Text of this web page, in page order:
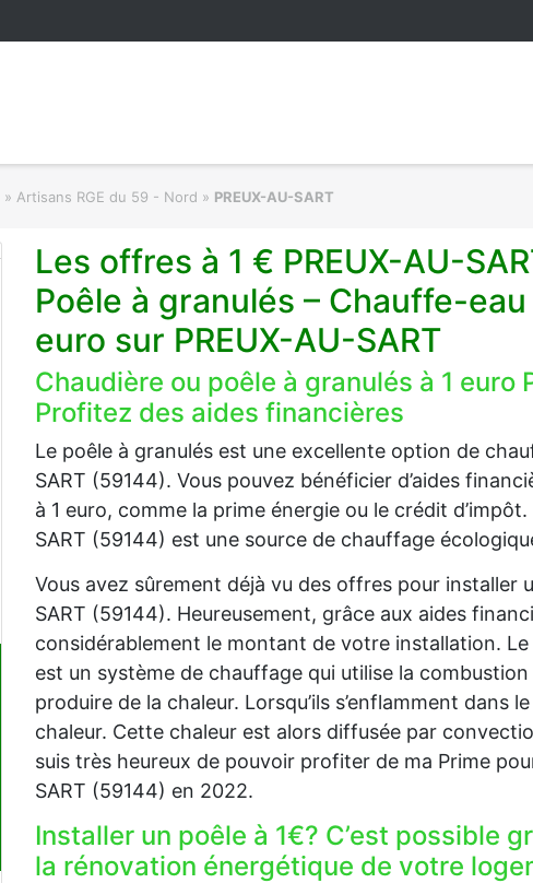
» Artisans RGE du 59 - Nord » PREUX-AU-SART
Les offres à 1 € PREUX-AU-
Poêle à granulés – Chauffe-
euro sur PREUX-AU-SART
Chaudière ou poêle à granulés à 1 euro
Profitez des aides financières
Le poêle à granulés est une excellente option de
SART (59144). Vous pouvez bénéficier d’aides
à 1 euro, comme la prime énergie ou le crédit
SART (59144) est une source de chauffage
Vous avez sûrement déjà vu des offres pour installer
SART (59144). Heureusement, grâce aux aides
considérablement le montant de votre installation. Le
est un système de chauffage qui utilise la
produire de la chaleur. Lorsqu’ils s’enflamment dans
chaleur. Cette chaleur est alors diffusée par
suis très heureux de pouvoir profiter de ma Prime
SART (59144) en 2022.
Installer un poêle à 1€? C’est possible
la rénovation énergétique de votre